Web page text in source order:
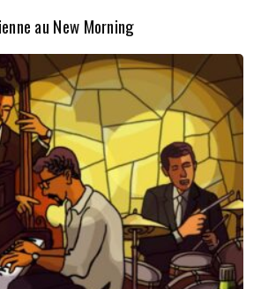
au New Morning